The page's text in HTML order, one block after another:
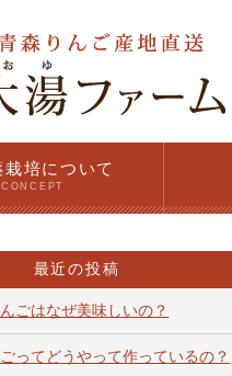
栽培について
CONCEPT
最近の投稿
ごはなぜ美味しいの？
ってどうやって作っているの？